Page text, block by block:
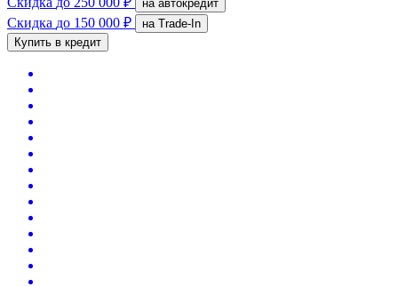
на автокредит
Скидка до 150 000 ₽
на Trade-In
Купить в кредит